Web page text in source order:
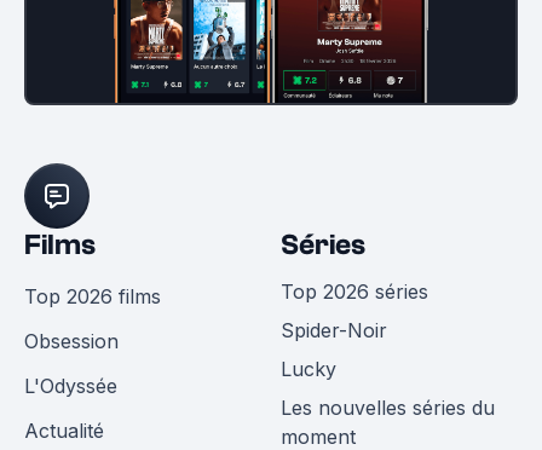
Films
Top 2026 films
Obsession
L'Odyssée
Actualité
Séries
Top 2026 séries
Spider-Noir
Lucky
Les nouvelles séries du
moment